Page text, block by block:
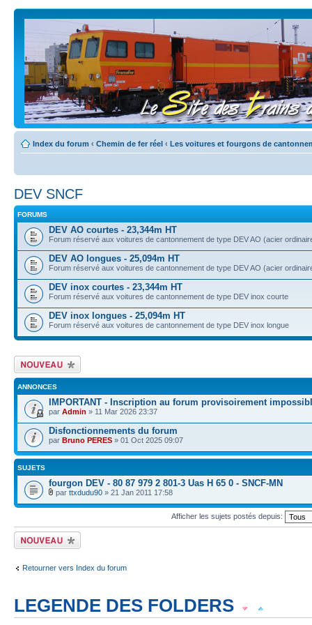
Index du forum ‹ Chemin de fer réel ‹ Les voitures et fourgons de
DEV SNCF
FORUMS
DEV AO courtes - 23,344m HT
Forum réservé aux voitures de cantonnement de type DEV AO (acier
DEV AO longues - 25,094m HT
Forum réservé aux voitures de cantonnement de type DEV AO (acier
DEV inox courtes - 23,344m HT
Forum réservé aux voitures de cantonnement de type DEV inox courte
DEV inox longues - 25,094m HT
Forum réservé aux voitures de cantonnement de type DEV inox longue
Écrire un nouveau
sujet
ANNONCES
IMPORTANT - Inscription au forum provisoirement
par Admin » 11 Mar 2026 23:37
Disfonctionnements du forum
par Bruno PERES » 01 Oct 2025 09:07
SUJETS
fourgon DEV - 80 87 979 2 801-3 Uas H 65 0 - SNCF-MN
par ttxdudu90 » 21 Jan 2011 17:58
Afficher les sujets postés depuis:
Écrire un nouveau
sujet
Retourner vers Index du forum
LEGENDE DES FOLDERS